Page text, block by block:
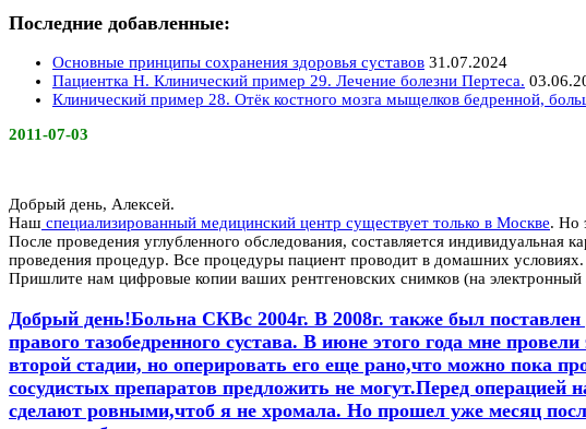
Последние добавленные:
Основные принципы сохранения здоровья суставов 31.07.2024
Пациентка Н. Клинический пример 29. Лечение болезни Пертеса.
Клинический пример 28. Отёк костного мозга мыщелков бедренной,
2011-07-03
Добрый день, Алексей.
Наш специализированный медицинский центр существует только в Москве. Но
После проведения углубленного обследования, составляется
проведения процедур. Все процедуры пациент проводит в домашних
Пришлите нам цифровые копии ваших рентгеновских снимков (на
Добрый день!Больна СКВс 2004г. В 2008г. также был поставлен
правого тазобедренного сустава. В июне этого года мне
второй стадии, но оперировать его еще рано,что можно пока
сосудистых препаратов предложить не могут.Перед операцией
сделают ровными,чтоб я не хромала. Но прошел уже месяц